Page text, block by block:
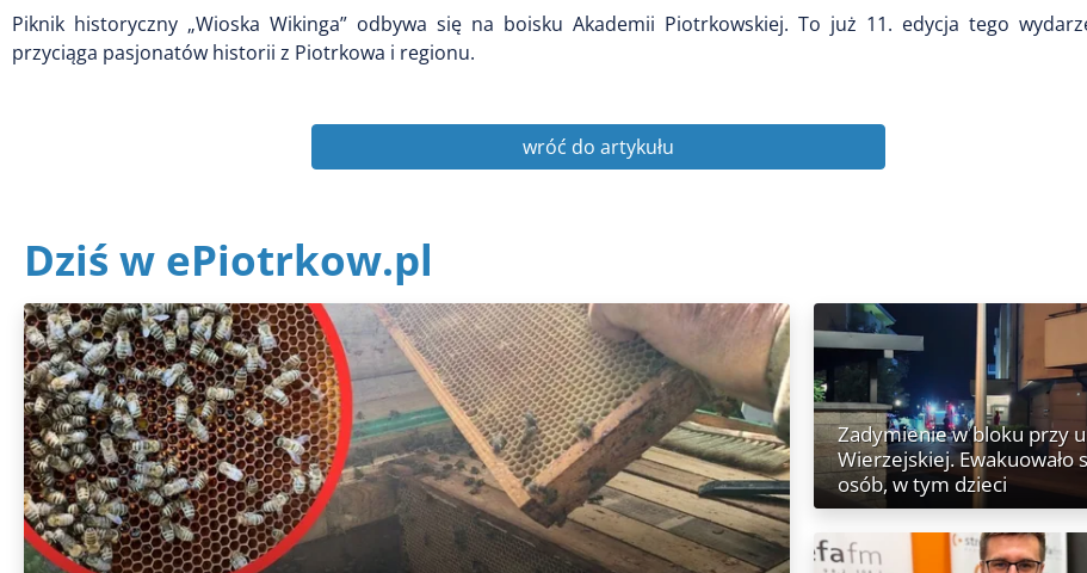
Piknik historyczny „Wioska Wikinga” odbywa się na boisku Akademii Piotrkowskiej. To już 11. edycja tego
przyciąga pasjonatów historii z Piotrkowa i regionu.
wróć do artykułu
Dziś w ePiotrkow.pl
Zadymienie w bloku przy
Wierzejskiej. Ewakuowało
osób, w tym dzieci